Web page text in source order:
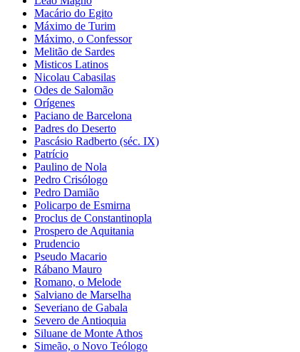
Macário do Egito
Máximo de Turim
Máximo, o Confessor
Melitão de Sardes
Misticos Latinos
Nicolau Cabasilas
Odes de Salomão
Orígenes
Paciano de Barcelona
Padres do Deserto
Pascásio Radberto (séc. IX)
Patrício
Paulino de Nola
Pedro Crisólogo
Pedro Damião
Policarpo de Esmirna
Proclus de Constantinopla
Prospero de Aquitania
Prudencio
Pseudo Macario
Rábano Mauro
Romano, o Melode
Salviano de Marselha
Severiano de Gabala
Severo de Antioquia
Siluane de Monte Athos
Simeão, o Novo Teólogo